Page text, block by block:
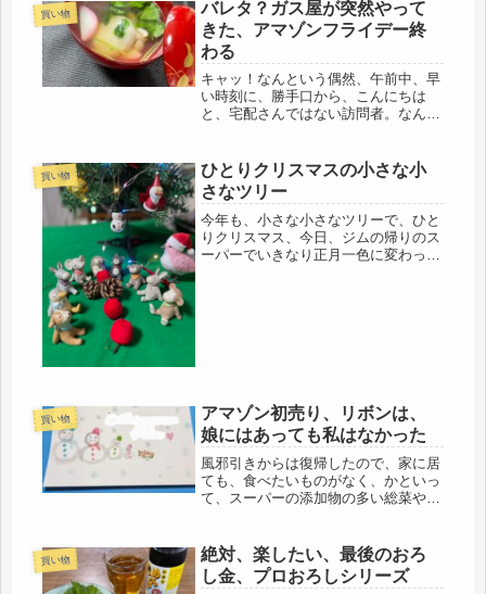
の事。先生の字を見るとホッとしまし
た。先生は90才を過ぎてからスマホ
を...
買い物
バレタ？ガス屋が突然やって
きた、アマゾンフライデー終
わる
キャッ！なんという偶然、午前中、早
い時刻に、勝手口から、こんにちは
と、宅配さんではない訪問者。なん
ω･ﾉ)ﾉ！Σ(･ω･ﾉ)ﾉ！恐るべし、大阪ガ
ス考えると、偶然でも不思議で...
買い物
ひとりクリスマスの小さな小
さなツリー
今年も、小さな小さなツリーで、ひと
りクリスマス、今日、ジムの帰りのス
ーパーでいきなり正月一色に変わって
買い物
アマゾン初売り、リボンは、
娘にはあっても私はなかった
風邪引きからは復帰したので、家に居
ても、食べたいものがなく、かといっ
て、スーパーの添加物の多い総菜や菓
残りわずかになったので。このまま、
家に居て、歩けなくなったら大変。こ
う...
買い物
絶対、楽したい、最後のおろ
し金、プロおろしシリーズ